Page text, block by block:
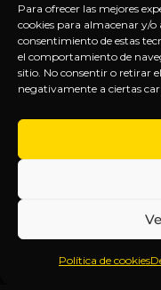
Para ofrecer las mejores
cookies para almacenar y/o
consentimiento de estas
el comportamiento de
sitio. No consentir o retirar
negativamente a ciertas
Política de cookies
suscripción.
Inteligencia
Anticipándonos